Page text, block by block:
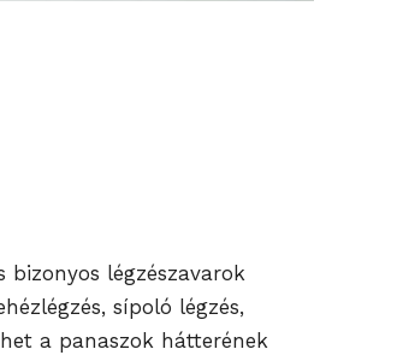
légzészavarok
sípoló légzés,
a panaszok hátterének